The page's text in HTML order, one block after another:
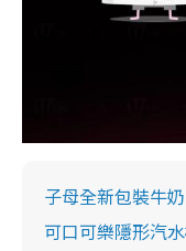
子母全新包裝牛
可口可樂隱形汽